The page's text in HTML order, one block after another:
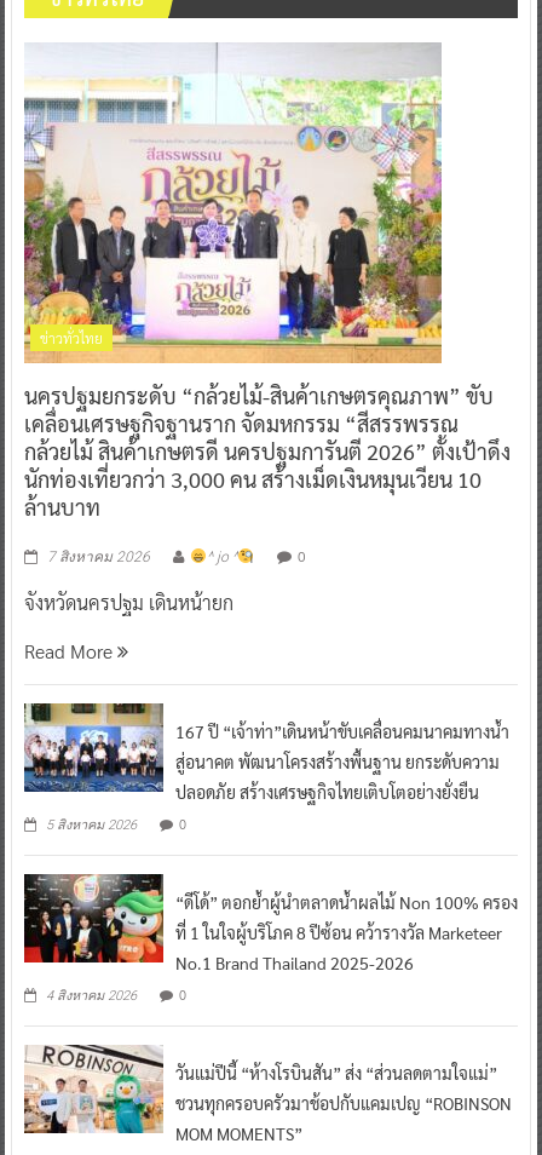
ข่าวทั่วไทย
นครปฐมยกระดับ “กล้วยไม้-สินค้าเกษตรคุณภาพ” ขับ
เคลื่อนเศรษฐกิจฐานราก จัดมหกรรม “สีสรรพรรณ
กล้วยไม้ สินค้าเกษตรดี นครปฐมการันตี 2026” ตั้งเป้าดึง
นักท่องเที่ยวกว่า 3,000 คน สร้างเม็ดเงินหมุนเวียน 10
ล้านบาท
7 สิงหาคม 2026 ^ jo ^ 0
จังหวัดนครปฐม เดินหน้ายก
Read More
167 ปี “เจ้าท่า”เดินหน้าขับเคลื่อนคมนาคมทางน้ำ
สู่อนาคต พัฒนาโครงสร้างพื้นฐาน ยกระดับความ
ปลอดภัย สร้างเศรษฐกิจไทยเติบโตอย่างยั่งยืน
5 สิงหาคม 2026 0
“ดีโด้” ตอกย้ำผู้นำตลาดน้ำผลไม้ Non 100% ครอง
ที่ 1 ในใจผู้บริโภค 8 ปีซ้อน คว้ารางวัล Marketeer
No.1 Brand Thailand 2025-2026
4 สิงหาคม 2026 0
วันแม่ปีนี้ “ห้างโรบินสัน” ส่ง “ส่วนลดตามใจแม่”
ชวนทุกครอบครัวมาช้อปกับแคมเปญ “ROBINSON
MOM MOMENTS”